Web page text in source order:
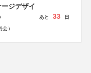
ジデザイ
）
あと 33 日